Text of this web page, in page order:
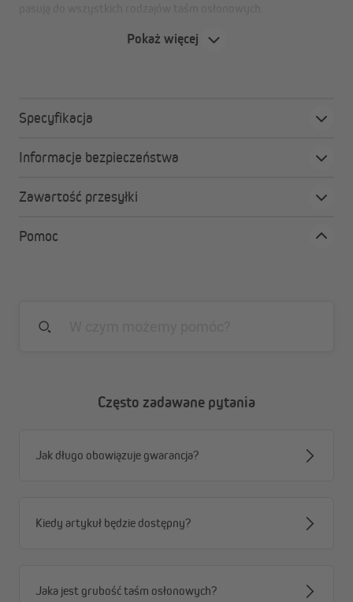
pasują do taśm osłonowych JAROLIFT z PVC
perfekcyjny wygląd i pewne trzymanie
kolorach
Szyny zaciskowe JAROLIFT doskonale współgrają z taśmami
Pokaż więcej
Specyfikacja
Informacje bezpieczeństwa
Zawartość przesyłki
Pomoc
Często zadawane pytania
Jak długo obowiązuje gwarancja?
Kiedy artykuł będzie dostępny?
Jaka jest grubość taśm osłonowych?